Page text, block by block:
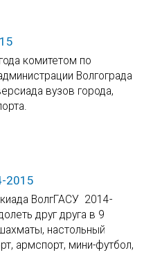
комитетом по
Волгограда
вузов города,
2015
ВолгГАСУ 2014-
друг друга в 9
настольный
армспорт, мини-футбол,